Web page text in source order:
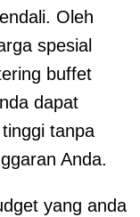
Oleh
spesial
buffet
dapat
tanpa
Anda.
yang anda